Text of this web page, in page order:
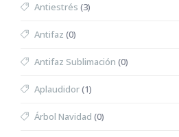
Antiestrés (3)
Antifaz (0)
Antifaz Sublimación (0)
Aplaudidor(1)
Árbol Navidad (0)